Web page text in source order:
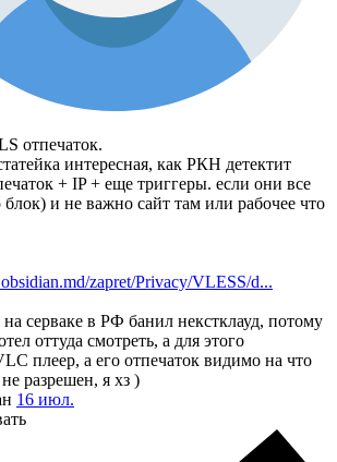
отпечаток.
интересная, как РКН детектит
+ IP + еще триггеры. если они все
блок) и не важно сайт там или рабочее что
zapret/Privacy/VLESS/d...
серваке в РФ банил некстклауд, потому
оттуда смотреть, а для этого
плеер, а его отпечаток видимо на что
разрешен, я хз )
16 июл.